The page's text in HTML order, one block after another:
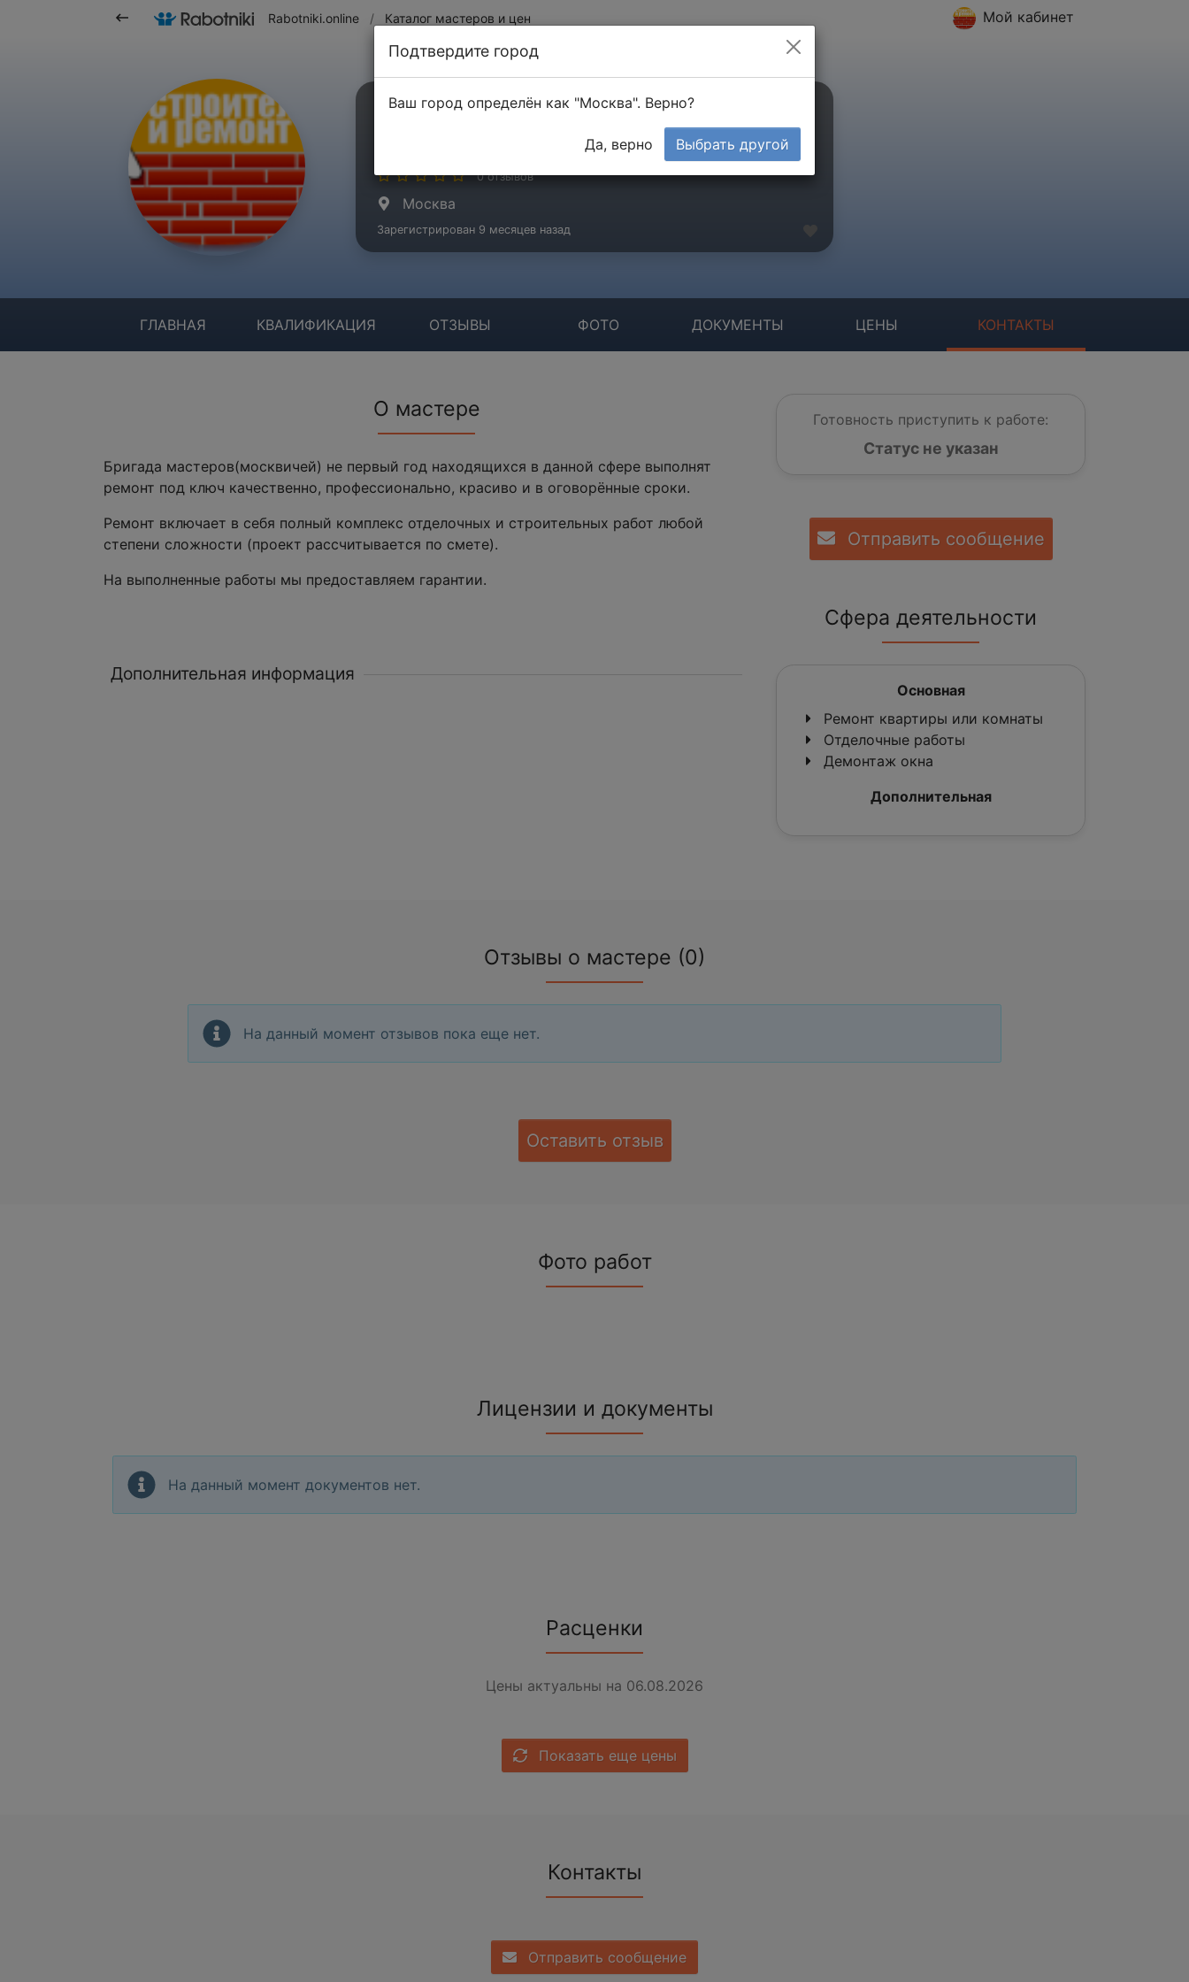
Rabotniki.online / Каталог мастеров и цен Мой кабинет
Швецов Сергей
0 отзывов
Москва
Зарегистрирован 9 месяцев назад
ГЛАВНАЯ КВАЛИФИКАЦИЯ ОТЗЫВЫ ФОТО ДОКУМЕНТЫ ЦЕНЫ КОНТАКТЫ
О мастере
Бригада мастеров(москвичей) не первый год находящихся в данной сфере выполнят
ремонт под ключ качественно, профессионально, красиво и в оговорённые сроки.
Ремонт включает в себя полный комплекс отделочных и строительных работ любой
степени сложности (проект рассчитывается по смете).
На выполненные работы мы предоставляем гарантии.
Дополнительная информация
Готовность приступить к работе:
Статус не указан
Отправить сообщение
Сфера деятельности
Основная
Ремонт квартиры или комнаты
Отделочные работы
Демонтаж окна
Дополнительная
Отзывы о мастере (0)
На данный момент отзывов пока еще нет.
Оставить отзыв
Фото работ
Лицензии и документы
На данный момент документов нет.
Расценки
Цены актуальны на 06.08.2026
Показать еще цены
Контакты
Отправить сообщение
Подтвердите город
Ваш город определён как "Москва". Верно?
Да, верно Выбрать другой